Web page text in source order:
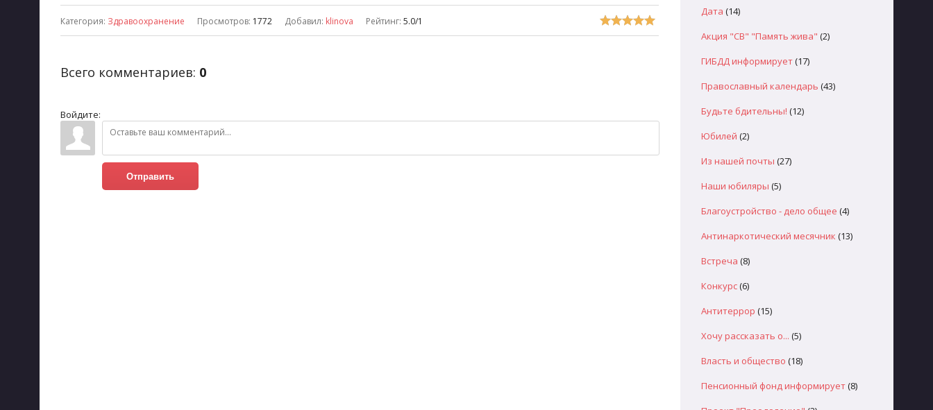
Категория: Здравоохранение Просмотров: 1772 Добавил: klinova Рейтинг: 5.0/1
Всего комментариев: 0
Войдите:
Отправить
Дата (14)
Акция "СВ" "Память жива" (2)
ГИБДД информирует(17)
Православный календарь (43)
Будьте бдительны! (12)
Юбилей (2)
Из нашей почты (27)
Наши юбиляры (5)
Благоустройство - дело общее (4)
Антинаркотический месячник (13)
Встреча (8)
Конкурс(6)
Антитеррор (15)
Хочу рассказать о... (5)
Власть и общество (18)
Пенсионный фонд информирует(8)